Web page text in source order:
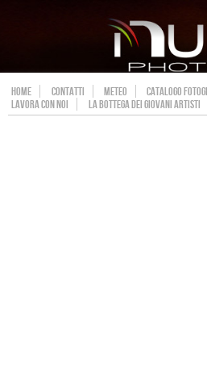
HOME CONTATTI METEO
CATALOGO
LAVORA CON NOI
LA BOTTEGA DEI GIOVANI ARTISTI